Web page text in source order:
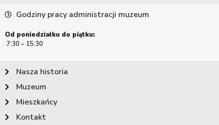
Godziny pracy administracji muzeum
Od poniedziałku do piątku:
7:30 – 15:30
Nasza historia
Muzeum
Mieszkańcy
Kontakt